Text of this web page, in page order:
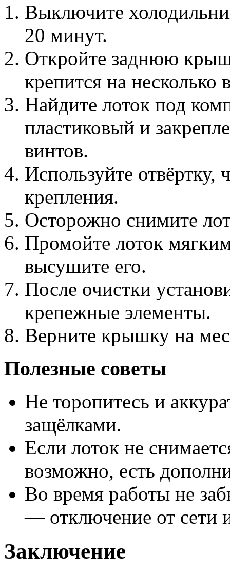
Выключите
20 минут.
Откройте заднюю
крепится на несколько
Найдите лоток под
пластиковый и
винтов.
Используйте отвёртку,
крепления.
Осторожно снимите
Промойте лоток
высушите его.
После очистки
крепежные элементы.
Верните крышку на
Полезные советы
Не торопитесь и
защёлками.
Если лоток не
возможно, есть
Во время работы не
— отключение от сети
Заключение